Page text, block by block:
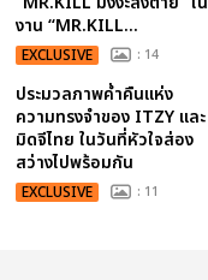
งาน “MR.KILL...
EXCLUSIVE : 14
ประมวลภาพค่ำคืนแห่ง
ความทรงจำของ ITZY และ
มิดจีไทย ในวันที่หัวใจส่อง
สว่างไปพร้อมกัน
EXCLUSIVE : 11